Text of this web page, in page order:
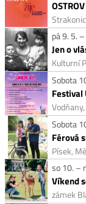
pá 9. 5.
Jen o
Kulturní
Sobota
Festival
Sobota
Férová
Písek,
so 10. –
Víkend
zámek